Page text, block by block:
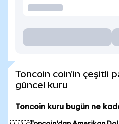
Toncoin coin'in çeşitli
güncel kuru
Toncoin kuru bugün ne